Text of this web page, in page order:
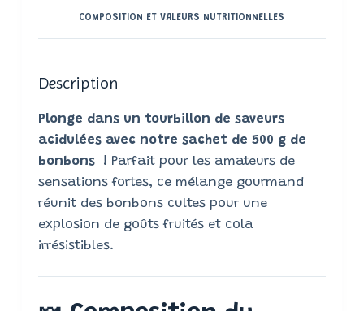
COMPOSITION ET VALEURS NUTRITIONNELLES
Description
Plonge dans un tourbillon de saveurs
acidulées avec notre sachet de 500 g de
bonbons ! Parfait pour les amateurs de
sensations fortes, ce mélange gourmand
réunit des bonbons cultes pour une
explosion de goûts fruités et cola
irrésistibles.